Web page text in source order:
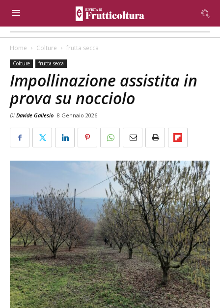
Home Colture frutta secca
Colture frutta secca
Impollinazione assistita in
prova su nocciolo
Di Davide Gallesio 8 Gennaio 2026